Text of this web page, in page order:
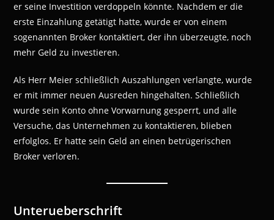
er seine Investition verdoppeln könnte. Nachdem er die
erste Einzahlung getätigt hatte, wurde er von einem
sogenannten Broker kontaktiert, der ihn überzeugte, noch
mehr Geld zu investieren.
Als Herr Meier schließlich Auszahlungen verlangte, wurde
er mit immer neuen Ausreden hingehalten. Schließlich
wurde sein Konto ohne Vorwarnung gesperrt, und alle
Versuche, das Unternehmen zu kontaktieren, blieben
erfolglos. Er hatte sein Geld an einen betrügerischen
Broker verloren.
Unterueberschrift